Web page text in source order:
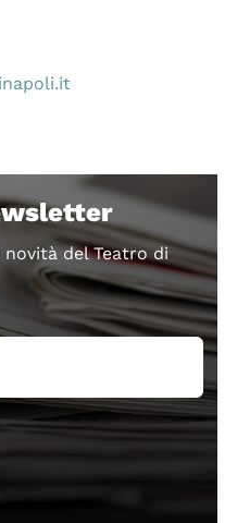
del Teatro di